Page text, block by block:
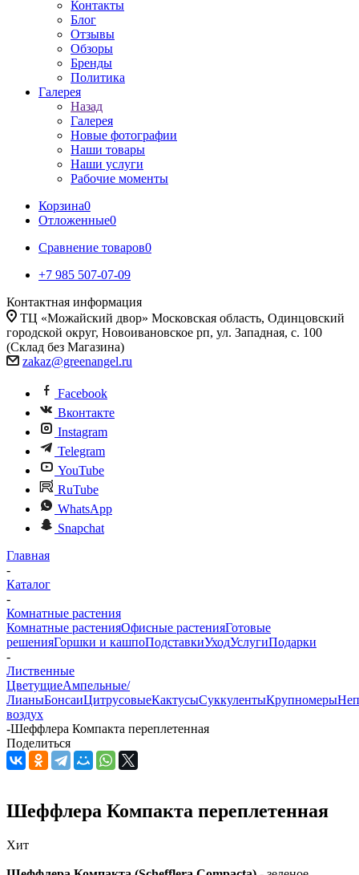
Контакты
Блог
Отзывы
Обзоры
Бренды
Политика
Галерея
Назад
Галерея
Новые фотографии
Наши товары
Наши услуги
Рабочие моменты
Корзина0
Отложенные0
Сравнение товаров0
+7 985 507-07-09
Контактная информация
ТЦ «Можайский двор» Московская область, Одинцовский
городской округ, Новоивановское рп, ул. Западная, с. 100
(Склад без Магазина)
zakaz@greenangel.ru
Facebook
Вконтакте
Instagram
Telegram
YouTube
RuTube
WhatsApp
Snapchat
Главная
-
Каталог
-
Комнатные растения
Комнатные растенияОфисные растенияГотовые
решенияГоршки и кашпоПодставкиУходУслугиПодарки
-
Лиственные
ЦветущиеАмпельные/
ЛианыБонсаиЦитрусовыеКактусыСуккулентыКрупномеры
воздух
-Шеффлера Компакта переплетенная
Поделиться
Шеффлера Компакта переплетенная
Хит